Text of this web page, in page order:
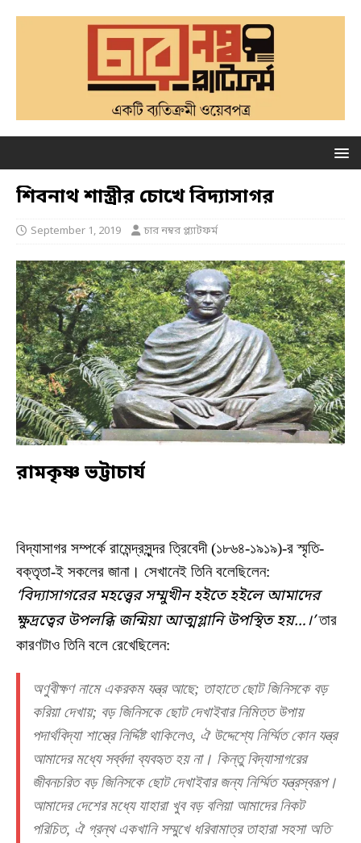
শিবনাথ শাস্ত্রীর চোখে বিদ্যাসাগর
September 1, 2019 চার নম্বর প্ল্যাটফর্ম
রামকৃষ্ণ ভট্টাচার্য
বিদ্যাসাগর সম্পর্কে রামেন্দ্রসুন্দর ত্রিবেদী (১৮৬৪-১৯১৯)-র স্মৃতি-
বক্তৃতা-ই সকলের জানা। সেখানেই তিনি বলেছিলেন:
‘বিদ্যাসাগরের মহত্ত্বের সম্মুখীন হইতে হইলে আমাদের
ক্ষুদ্রত্বের উপলব্ধি জন্মিয়া আত্মগ্লানি উপস্থিত হয়…।’তার
কারণটাও তিনি বলে রেখেছিলেন:
অণুবীক্ষণ নামে একরকম যন্ত্র আছে; তাহাতে ছোট জিনিসকে বড়
করিয়া দেখায়; বড় জিনিসকে ছোট দেখাইবার নিমিত্ত উপায়
পদার্থবিদ্যা শাস্ত্রে নির্দ্দিষ্ট থাকিলেও, ঐ উদ্দেশ্যে নির্ম্মিত কোন যন্ত্র
আমাদের মধ্যে সর্ব্বদা ব্যবহৃত হয় না। কিন্তু বিদ্যাসাগরের
জীবনচরিত বড় জিনিসকে ছোট দেখাইবার জন্য নির্ম্মিত যন্ত্রস্বরূপ।
আমাদের দেশের মধ্যে যাহারা খুব বড় বলিয়া আমাদের নিকট
পরিচিত, ঐ গ্রন্থ একখানি সম্মুখে ধরিবামাত্র তাহারা সহসা অতি